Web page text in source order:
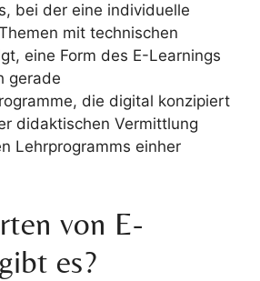
bei der eine individuelle
mit technischen
eine Form des E-Learnings
gerade
die digital konzipiert
didaktischen Vermittlung
Lehrprogramms einher
von E-
es?